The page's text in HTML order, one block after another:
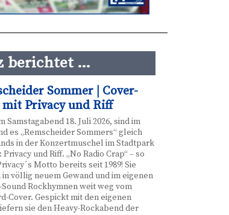
berichtet …
Sommer | Cover-
mit Privacy und Riff
Samstagabend 18. Juli 2026, sind im
es „Remscheider Sommers“ gleich
in der Konzertmuschel im Stadtpark
Privacy und Riff. „No Radio Crap“ – so
Motto bereits seit 1989! Sie
völlig neuem Gewand und im eigenen
Rockhymnen weit weg vom
Cover. Gespickt mit den eigenen
sie den Heavy-Rockabend der